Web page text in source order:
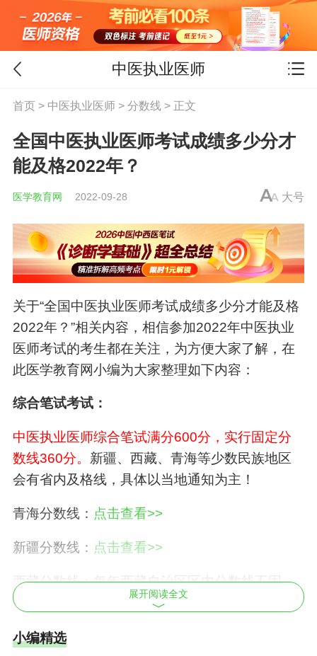
中医执业医师
首页> 中医执业医师> 分数线> 正文
全国中医执业医师考试成绩多少分才
能及格2022年？
医学教育网 2022-09-28 大号
关于“全国中医执业医师考试成绩多少分才能及格
2022年？”相关内容，相信参加2022年中医执业
医师考试的考生都在关注，为方便大家了解，在
此医学教育网小编为大家整理如下内容：
综合笔试考试：
中医执业医师综合笔试满分600分，实行固定分
数线360分。 新疆、西藏、青海等少数民族地区
会有省内及格线， 具体以当地通知为主！
青海分数线： 点击查看>>
新疆分数线： 点击查看>>
西藏分数线：每年西藏自治区区内分数线不固
定，2021年西藏自治区区内合格分数线已公布！
展开阅读全文
小编精选